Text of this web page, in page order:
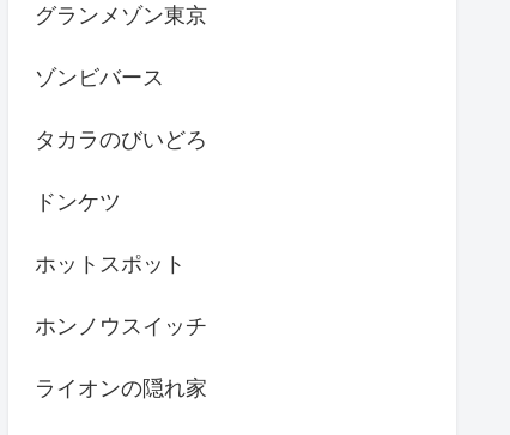
グランメゾン東京
ゾンビバース
タカラのびいどろ
ドンケツ
ホットスポット
ホンノウスイッチ
ライオンの隠れ家